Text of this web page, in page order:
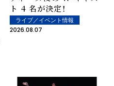
ト 4 名が決定！
ライブ／イベント情報
2026.08.07